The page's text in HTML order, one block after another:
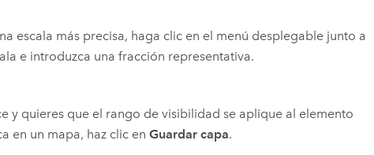
escala más precisa, haga clic en el menú desplegable junto a
e introduzca una fracción representativa.
y quieres que el rango de visibilidad se aplique al elemento
en un mapa, haz clic enGuardar capa.